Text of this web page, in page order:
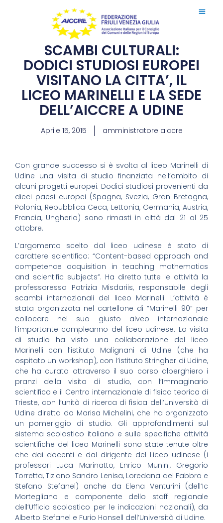
SCAMBI CULTURALI:
DODICI STUDIOSI EUROPEI
VISITANO LA CITTA’, IL
LICEO MARINELLI E LA SEDE
DELL’AICCRE A UDINE
Aprile 15, 2015 amministratore aiccre
Con grande successo si è svolta al liceo Marinelli di
Udine una visita di studio finanziata nell’ambito di
alcuni progetti europei. Dodici studiosi provenienti da
dieci paesi europei (Spagna, Svezia, Gran Bretagna,
Polonia, Repubblica Ceca, Lettonia, Germania, Austria,
Francia, Ungheria) sono rimasti in città dal 21 al 25
ottobre.
L’argomento scelto dal liceo udinese è stato di
carattere scientifico: “Content-based approach and
competence acquisition in teaching mathematics
and scientific subjects”. Ha diretto tutte le attività la
professoressa Patrizia Misdariis, responsabile degli
scambi internazionali del liceo Marinelli. L’attività è
stata organizzata nel cartellone di “Marinelli 90” per
collocare nel suo giusto alveo internazionale
l’importante compleanno del liceo udinese. La visita
di studio ha visto una collaborazione del liceo
Marinelli con l’istituto Malignani di Udine (che ha
ospitato un workshop), con l’istituto Stringher di Udine,
che ha curato attraverso il suo corso alberghiero i
pranzi della visita di studio, con l’Immaginario
scientifico e il Centro internazionale di fisica teorica di
Trieste, con l’unità di ricerca di fisica dell’Università di
Udine diretta da Marisa Michelini, che ha organizzato
un pomeriggio di studio. Gli approfondimenti sul
sistema scolastico italiano e sulle specifiche attività
scientifiche del liceo Marinelli sono state tenute oltre
che dai docenti e dal dirigente del Liceo udinese (i
professori Luca Marinatto, Enrico Munini, Gregorio
Torretta, Tiziano Sandro Lenisa, Loredana del Fabbro e
Stefano Stefanel) anche da Elena Venturini (dell’Ic
Mortegliano e componente dello staff regionale
dell’Ufficio scolastico per le indicazioni nazionali), da
Alberto Stefanel e Furio Honsell dell’Università di Udine.